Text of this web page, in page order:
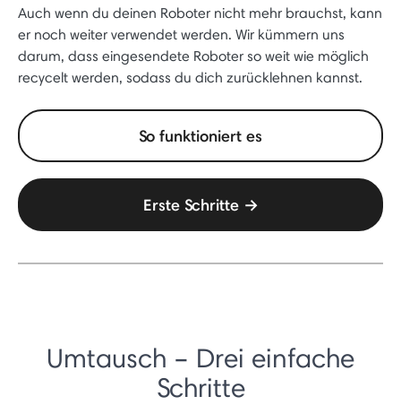
Auch wenn du deinen Roboter nicht mehr brauchst, kann
er noch weiter verwendet werden. Wir kümmern uns
darum, dass eingesendete Roboter so weit wie möglich
recycelt werden, sodass du dich zurücklehnen kannst.
So funktioniert es
Erste Schritte →
Umtausch – Drei einfache
Schritte